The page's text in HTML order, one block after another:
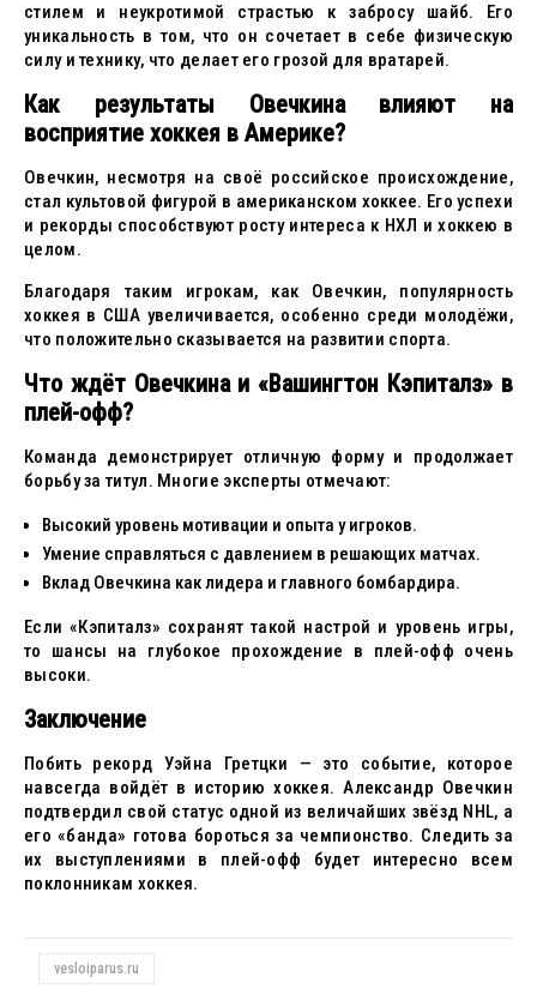
стилем и неукротимой страстью к забросу шайб. Его
уникальность в том, что он сочетает в себе физическую
силу и технику, что делает его грозой для вратарей.
Как результаты Овечкина влияют на
восприятие хоккея в Америке?
Овечкин, несмотря на своё российское происхождение,
стал культовой фигурой в американском хоккее. Его успехи
и рекорды способствуют росту интереса к НХЛ и хоккею в
целом.
Благодаря таким игрокам, как Овечкин, популярность
хоккея в США увеличивается, особенно среди молодёжи,
что положительно сказывается на развитии спорта.
Что ждёт Овечкина и «Вашингтон Кэпиталз» в
плей-офф?
Команда демонстрирует отличную форму и продолжает
борьбу за титул. Многие эксперты отмечают:
Высокий уровень мотивации и опыта у игроков.
Умение справляться с давлением в решающих матчах.
Вклад Овечкина как лидера и главного бомбардира.
Если «Кэпиталз» сохранят такой настрой и уровень игры,
то шансы на глубокое прохождение в плей-офф очень
высоки.
Заключение
Побить рекорд Уэйна Гретцки — это событие, которое
навсегда войдёт в историю хоккея. Александр Овечкин
подтвердил свой статус одной из величайших звёзд NHL, а
его «банда» готова бороться за чемпионство. Следить за
их выступлениями в плей-офф будет интересно всем
поклонникам хоккея.
vesloiparus.ru